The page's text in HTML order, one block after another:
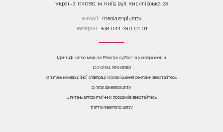
Україна, 04080, м. Київ, вул. Кирилівська, 23
е-mail: media@1plus1.tv
Телефон: +38 044 490 01 01
Ідентифікатор медіа в Реєстрі суб’єктів у сфері медіа:
L10-01914, R10-01810
З питань комерційної співпраці й розміщення реклами звертайтесь
digital.sale@1plus1.tv
З питань алгоритмічних продажів звертайтесь
traffic-team@1plus1.tv